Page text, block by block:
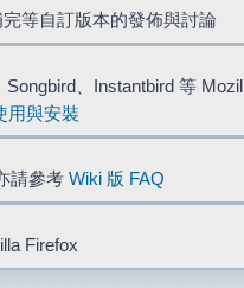
等自訂版本的發佈與討論
、Instantbird 等
用與安裝
請參考 Wiki 版 FAQ
Firefox